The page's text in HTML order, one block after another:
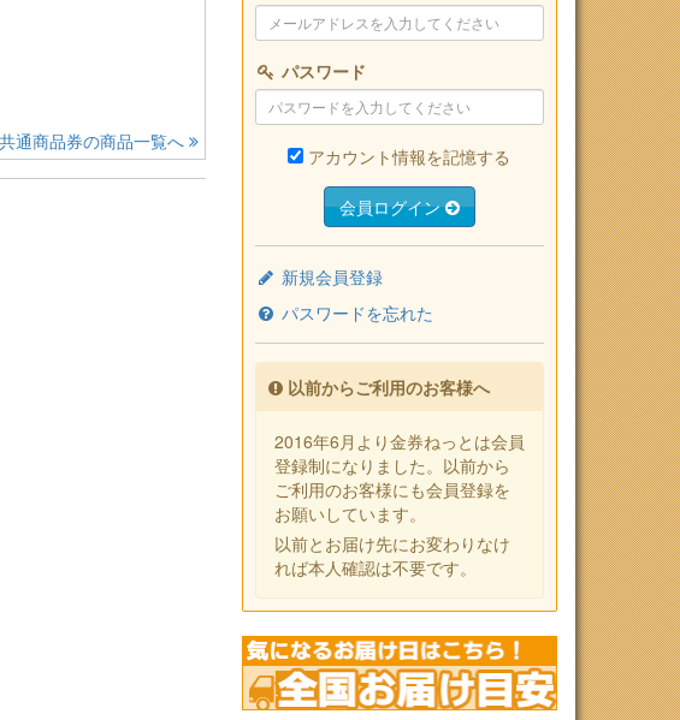
通商品券の商品一覧へ
パスワード
アカウント情報を記憶する
会員ログイン
新規会員登録
パスワードを忘れた
以前からご利用のお客様へ
2016年6月より金券ねっとは会員
登録制になりました。以前から
ご利用のお客様にも会員登録を
お願いしています。
以前とお届け先にお変わりなけ
れば本人確認は不要です。